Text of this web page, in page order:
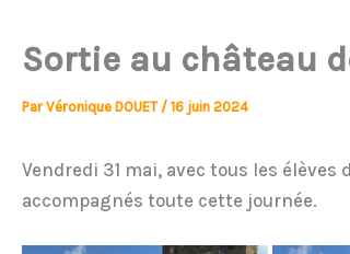
Sortie au château
Par Véronique DOUET / 16 juin 2024
Vendredi 31 mai, avec tous les
accompagnés toute cette journée.